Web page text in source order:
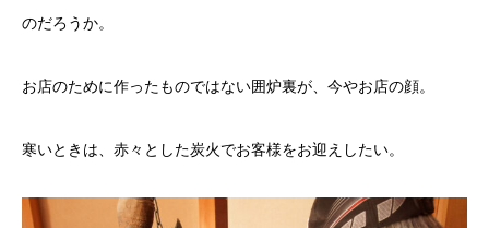
のだろうか。
お店のために作ったものではない囲炉裏が、今やお店の顔。
寒いときは、赤々とした炭火でお客様をお迎えしたい。